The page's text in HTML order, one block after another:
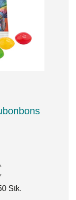
Stk.